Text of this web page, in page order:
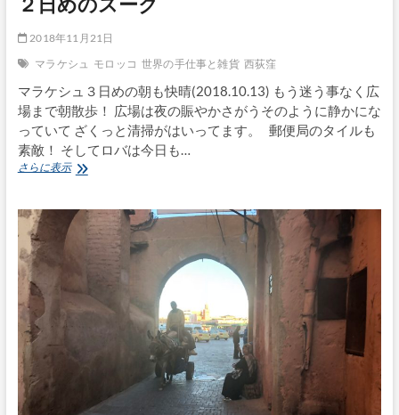
2018年11月21日
マラケシュ モロッコ 世界の手仕事と雑貨 西荻窪
マラケシュ３日めの朝も快晴(2018.10.13) もう迷う事なく広
場まで朝散歩！ 広場は夜の賑やかさがうそのように静かにな
っていて ざくっと清掃がはいってます。 郵便局のタイルも
素敵！ そしてロバは今日も…
さらに表示モ
コ
Vol.10
マ